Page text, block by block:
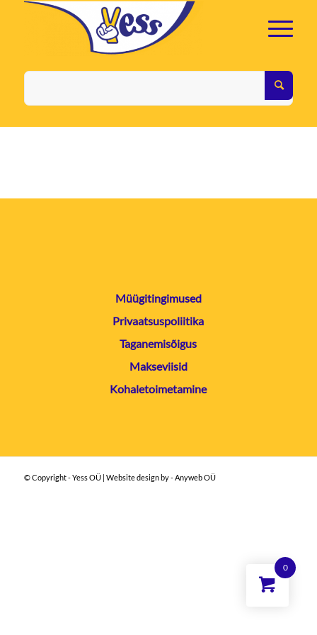
Müügitingimused
Privaatsuspoliitika
Taganemisõigus
Makseviisid
Kohaletoimetamine
© Copyright - Yess OÜ | Website design by - Anyweb OÜ
0